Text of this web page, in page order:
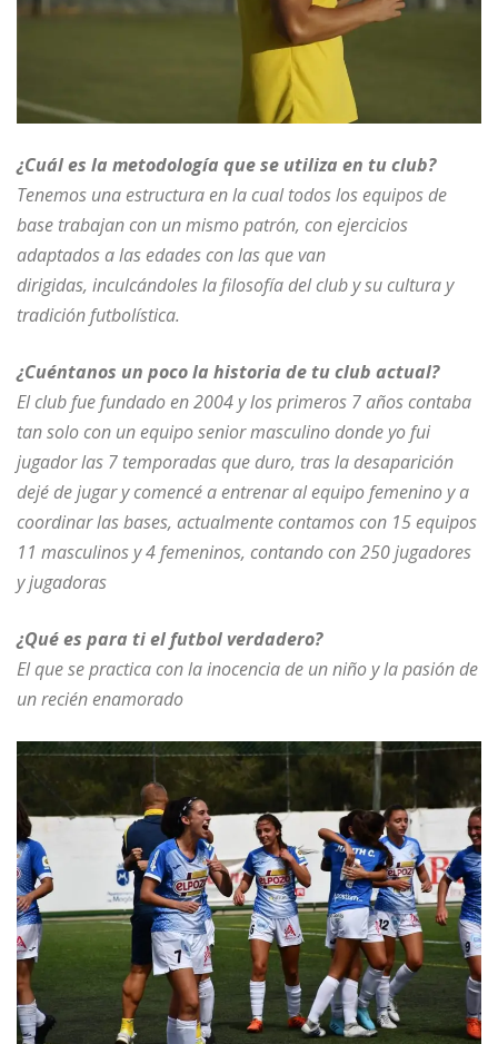
¿Cuál es la metodología que se utiliza en tu club?
Tenemos una estructura en la cual todos los equipos de
base trabajan con un mismo patrón, con ejercicios
adaptados a las edades con las que van
dirigidas, inculcándoles la filosofía del club y su cultura y
tradición futbolística.
¿Cuéntanos un poco la historia de tu club actual?
El club fue fundado en 2004 y los primeros 7 años contaba
tan solo con un equipo senior masculino donde yo fui
jugador las 7 temporadas que duro, tras la desaparición
dejé de jugar y comencé a entrenar al equipo femenino y a
coordinar las bases, actualmente contamos con 15 equipos
11 masculinos y 4 femeninos, contando con 250 jugadores
y jugadoras
¿Qué es para ti el futbol verdadero?
El que se practica con la inocencia de un niño y la pasión de
un recién enamorado